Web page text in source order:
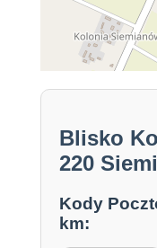
Blisko
220
Kody
km: